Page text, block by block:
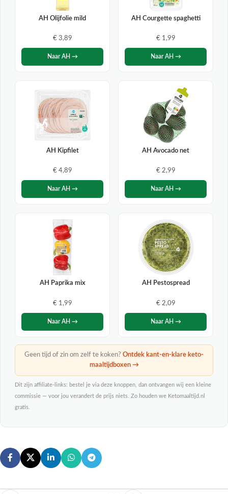
AH Olijfolie mild
€ 3,89
Naar AH →
AH Courgette spaghetti
€ 1,99
Naar AH →
AH Kipfilet
€ 4,89
Naar AH →
AH Avocado net
€ 2,99
Naar AH →
AH Paprika mix
€ 1,99
Naar AH →
AH Pestospread
€ 2,09
Naar AH →
Geen tijd of zin om zelf te koken? Ontdek kant-en-klare keto-
maaltijdboxen →
Dit zijn affiliate-links: bestel je via deze knoppen, dan ontvangen wij een kleine
commissie — voor jou verandert de prijs niets. Zo houden we Ketomaaltijd.nl
gratis.